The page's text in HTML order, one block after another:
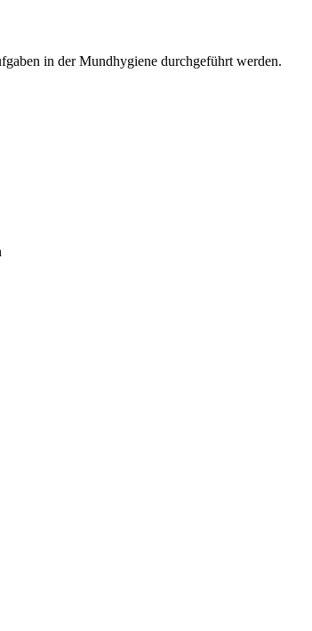
in der Mundhygiene durchgeführt werden.